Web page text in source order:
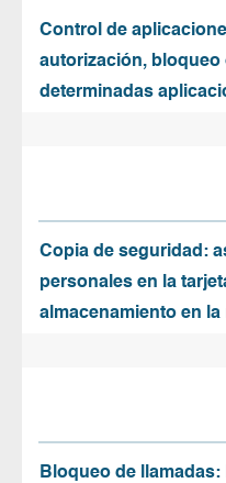
Control de
autorización,
determinadas
Copia de seguridad:
personales en la
almacenamiento en la
Bloqueo de